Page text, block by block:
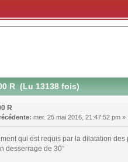
R (Lu 13138 fois)
R
mer. 25 mai 2016, 21:47:52 pm »
qui est requis par la dilatation
desserrage de 30°